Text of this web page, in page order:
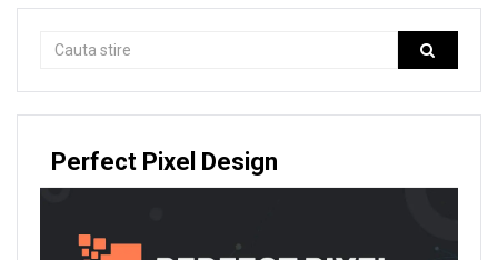
Perfect Pixel Design